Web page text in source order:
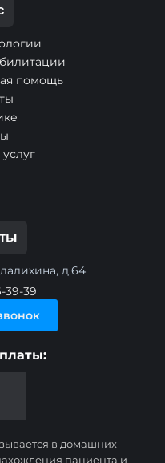
помощь
д.64
39-39
в домашних
пациента и